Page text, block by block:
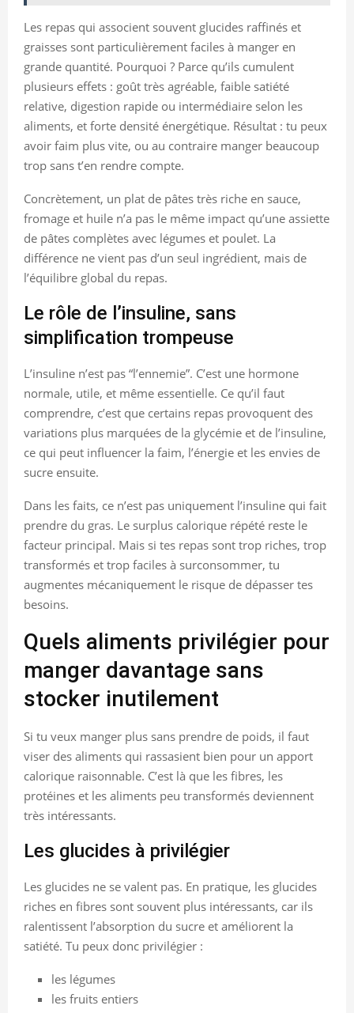
Les repas qui associent souvent glucides raffinés et
graisses sont particulièrement faciles à manger en
grande quantité. Pourquoi ? Parce qu’ils cumulent
plusieurs effets : goût très agréable, faible satiété
relative, digestion rapide ou intermédiaire selon les
aliments, et forte densité énergétique. Résultat : tu peux
avoir faim plus vite, ou au contraire manger beaucoup
trop sans t’en rendre compte.
Concrètement, un plat de pâtes très riche en sauce,
fromage et huile n’a pas le même impact qu’une assiette
de pâtes complètes avec légumes et poulet. La
différence ne vient pas d’un seul ingrédient, mais de
l’équilibre global du repas.
Le rôle de l’insuline, sans
simplification trompeuse
L’insuline n’est pas “l’ennemie”. C’est une hormone
normale, utile, et même essentielle. Ce qu’il faut
comprendre, c’est que certains repas provoquent des
variations plus marquées de la glycémie et de l’insuline,
ce qui peut influencer la faim, l’énergie et les envies de
sucre ensuite.
Dans les faits, ce n’est pas uniquement l’insuline qui fait
prendre du gras. Le surplus calorique répété reste le
facteur principal. Mais si tes repas sont trop riches, trop
transformés et trop faciles à surconsommer, tu
augmentes mécaniquement le risque de dépasser tes
besoins.
Quels aliments privilégier pour
manger davantage sans
stocker inutilement
Si tu veux manger plus sans prendre de poids, il faut
viser des aliments qui rassasient bien pour un apport
calorique raisonnable. C’est là que les fibres, les
protéines et les aliments peu transformés deviennent
très intéressants.
Les glucides à privilégier
Les glucides ne se valent pas. En pratique, les glucides
riches en fibres sont souvent plus intéressants, car ils
ralentissent l’absorption du sucre et améliorent la
satiété. Tu peux donc privilégier :
les légumes
les fruits entiers